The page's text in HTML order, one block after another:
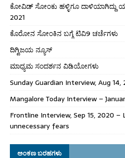
ಕೋವಿಡ್ ಸೋಂಕು ಹಳ್ಳಿಗೂ ದಾಳಿಯಾಗಿದ್ದು
2021
ಕೊರೋನ ಸೋಂಕಿನ ಬಗ್ಗೆ ಟಿವಿ9 ಚರ್ಚೆಗಳು
ದಿಗ್ವಿಜಯ ನ್ಯೂಸ್
ಮಾಧ್ಯಮ ಸಂದರ್ಶನ ವಿಡಿಯೋಗಳು
Sunday Guardian Interview, Aug 14,
Mangalore Today Interview –
Frontline Interview, Sep 15, 2020 –
unnecessary fears
ಅಂಕಣ ಬರಹಗಳು